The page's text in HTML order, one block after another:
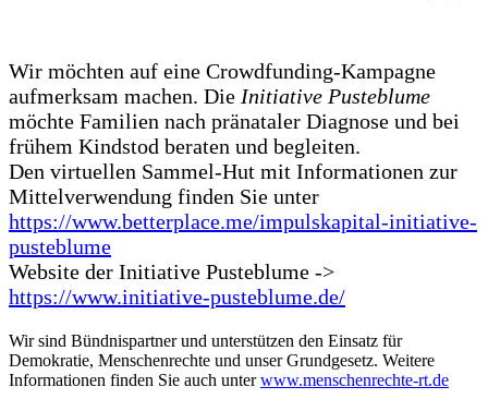
Wir möchten auf eine Crowdfunding-Kampagne
aufmerksam machen. Die Initiative Pusteblume
möchte Familien nach pränataler Diagnose und bei
frühem Kindstod beraten und begleiten.
Den virtuellen Sammel-Hut mit Informationen zur
Mittelverwendung finden Sie unter
https://www.betterplace.me/impulskapital-initiative-
pusteblume
Website der Initiative Pusteblume ->
https://www.initiative-pusteblume.de/
Wir sind Bündnispartner und unterstützen den Einsatz für
Demokratie, Menschenrechte und unser Grundgesetz. Weitere
Informationen finden Sie auch unterwww.menschenrechte-rt.de